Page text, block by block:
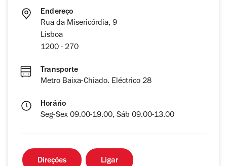
Endereço
Rua da Misericórdia, 9
Lisboa
1200 - 270
Transporte
Metro Baixa-Chiado. Eléctrico 28
Horário
Seg-Sex 09.00-19.00, Sáb 09.00-13.00
Direções Ligar